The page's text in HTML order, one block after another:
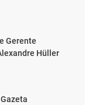
Gerente
Hüller